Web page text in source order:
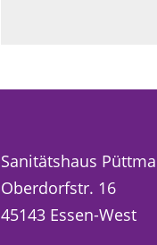
Sanitätshaus
Oberdorfstr. 16
45143 Essen-West